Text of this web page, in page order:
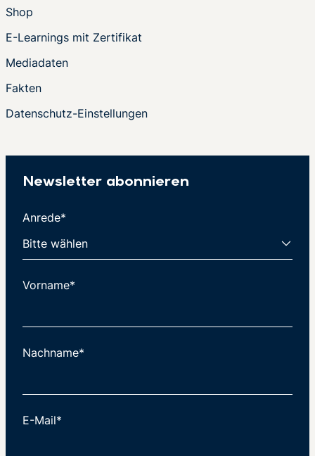
Shop
E-Learnings mit Zertifikat
Mediadaten
Fakten
Datenschutz-Einstellungen
Newsletter abonnieren
Anrede*
Vorname*
Nachname*
E-Mail*